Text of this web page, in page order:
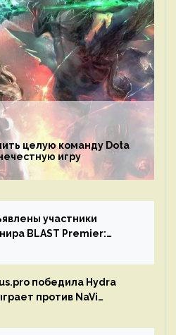
целую команду Dota
игру
участники
BLAST Premier:
победила Hydra
против NaVi